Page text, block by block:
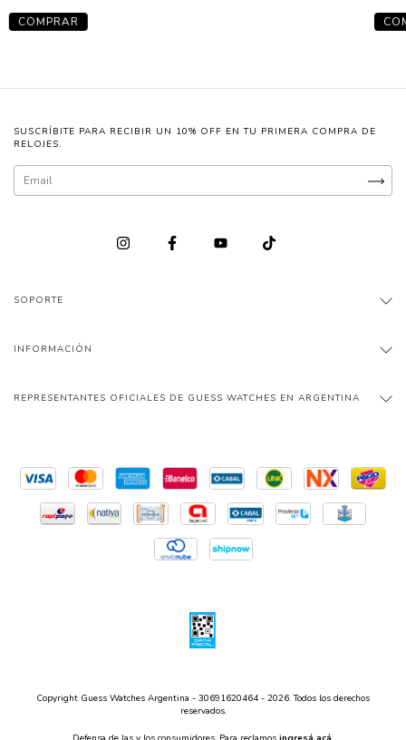
SUSCRÍBITE PARA RECIBIR UN 10% OFF EN TU PRIMERA COMPRA DE
RELOJES.
SOPORTE
INFORMACIÓN
REPRESENTANTES OFICIALES DE GUESS WATCHES EN ARGENTINA
Copyright Guess Watches Argentina - 30691620464 - 2026. Todos los derechos
reservados.